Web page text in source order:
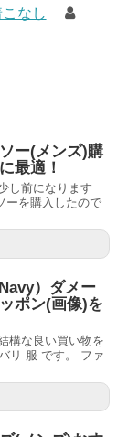
なし
ー(メンズ)購
最適！
し前になります
ーを購入したので
）ダメー
ポン(画像)を
構な良い買い物を
リ 服 です。 ファ